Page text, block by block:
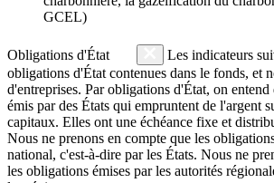
GCEL)
Obligations d'État
Les indicateurs
obligations d'État contenues dans le fonds, et
d'entreprises. Par obligations d'État, on entend
émis par des États qui empruntent de l'argent
capitaux. Elles ont une échéance fixe et
Nous ne prenons en compte que les
national, c'est-à-dire par les États. Nous ne
les obligations émises par les autorités